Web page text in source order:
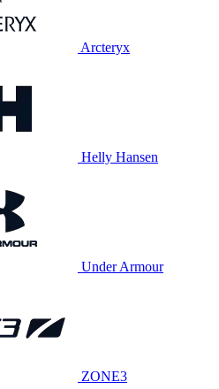
Arcteryx
Helly Hansen
Under Armour
ZONE3